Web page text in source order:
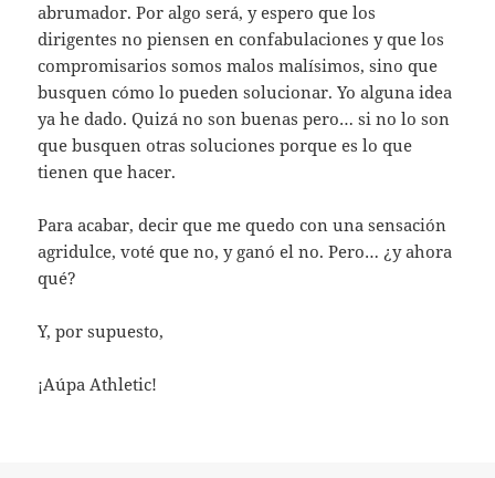
abrumador. Por algo será, y espero que los
dirigentes no piensen en confabulaciones y que los
compromisarios somos malos malísimos, sino que
busquen cómo lo pueden solucionar. Yo alguna idea
ya he dado. Quizá no son buenas pero… si no lo son
que busquen otras soluciones porque es lo que
tienen que hacer.
Para acabar, decir que me quedo con una sensación
agridulce, voté que no, y ganó el no. Pero… ¿y ahora
qué?
Y, por supuesto,
¡Aúpa Athletic!